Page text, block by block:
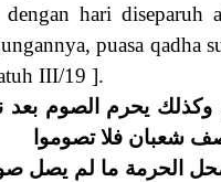
dengan hari diseparuh
puasa qadha
III/19 ].
وكذلك يحرم الصوم
شعبان فلا تصوموا
الحرمة ما لم يصل